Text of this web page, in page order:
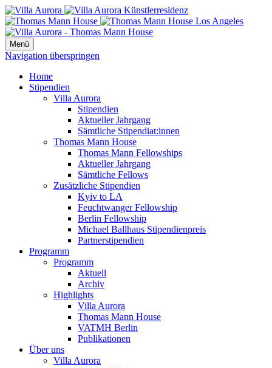
Menü
Navigation überspringen
Home
Stipendien
Villa Aurora
Stipendien
Aktueller Jahrgang
Sämtliche Stipendiat:innen
Thomas Mann House
Thomas Mann Fellowships
Aktueller Jahrgang
Sämtliche Fellows
Zusätzliche Stipendien
Kyiv to LA
Feuchtwanger Fellowship
Berlin Fellowship
Michael Ballhaus Stipendienpreis
Partnerstipendien
Programm
Programm
Aktuell
Archiv
Highlights
Villa Aurora
Thomas Mann House
VATMH Berlin
Publikationen
Über uns
Villa Aurora